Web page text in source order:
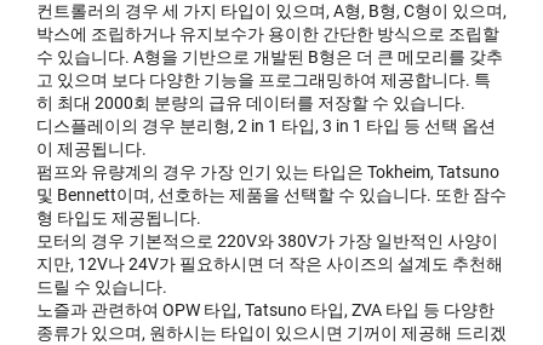
컨트롤러의 경우 세 가지 타입이 있으며, A형, B형, C형이 있으며,
박스에 조립하거나 유지보수가 용이한 간단한 방식으로 조립할
수 있습니다. A형을 기반으로 개발된 B형은 더 큰 메모리를 갖추
고 있으며 보다 다양한 기능을 프로그래밍하여 제공합니다. 특
히 최대 2000회 분량의 급유 데이터를 저장할 수 있습니다.
디스플레이의 경우 분리형, 2 in 1 타입, 3 in 1 타입 등 선택 옵션
이 제공됩니다.
펌프와 유량계의 경우 가장 인기 있는 타입은 Tokheim, Tatsuno
및 Bennett이며, 선호하는 제품을 선택할 수 있습니다. 또한 잠수
형 타입도 제공됩니다.
모터의 경우 기본적으로 220V와 380V가 가장 일반적인 사양이
지만, 12V나 24V가 필요하시면 더 작은 사이즈의 설계도 추천해
드릴 수 있습니다.
노즐과 관련하여 OPW 타입, Tatsuno 타입, ZVA 타입 등 다양한
종류가 있으며, 원하시는 타입이 있으시면 기꺼이 제공해 드리겠